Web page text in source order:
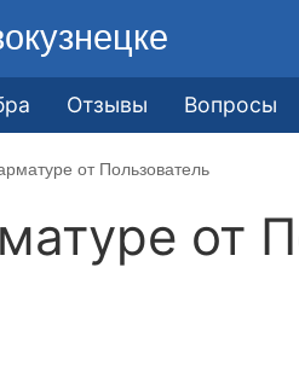
Отзывы Вопросы
от Пользователь
от